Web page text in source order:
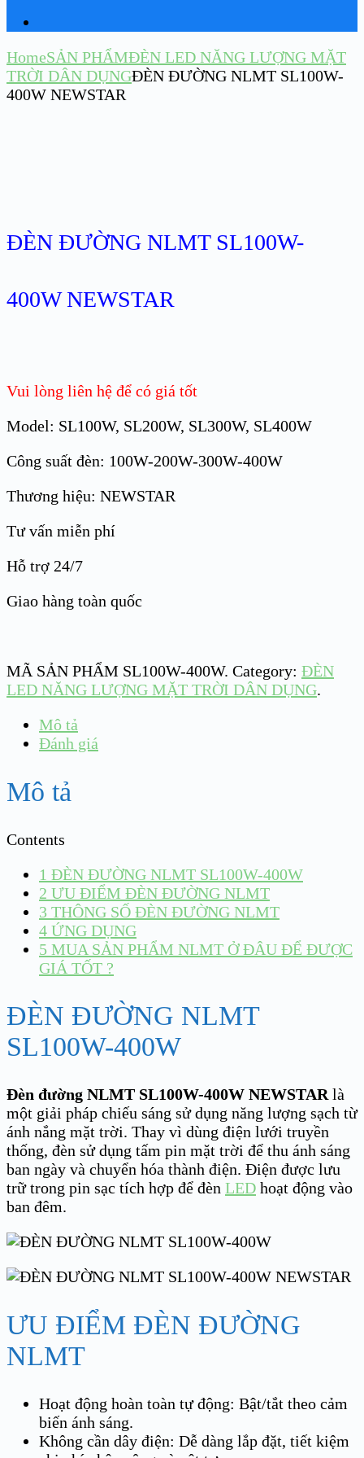
HomeSẢN PHẨMĐÈN LED NĂNG LƯỢNG MẶT
TRỜI DÂN DỤNGĐÈN ĐƯỜNG NLMT SL100W-
400W NEWSTAR
ĐÈN ĐƯỜNG NLMT SL100W-
400W NEWSTAR
Vui lòng liên hệ để có giá tốt
Model: SL100W, SL200W, SL300W, SL400W
Công suất đèn: 100W-200W-300W-400W
Thương hiệu: NEWSTAR
Tư vấn miễn phí
Hỗ trợ 24/7
Giao hàng toàn quốc
MÃ SẢN PHẨM SL100W-400W. Category: ĐÈN
LED NĂNG LƯỢNG MẶT TRỜI DÂN DỤNG.
Mô tả
Đánh giá
Mô tả
Contents
1 ĐÈN ĐƯỜNG NLMT SL100W-400W
2 ƯU ĐIỂM ĐÈN ĐƯỜNG NLMT
3 THÔNG SỐ ĐÈN ĐƯỜNG NLMT
4 ỨNG DỤNG
5 MUA SẢN PHẨM NLMT Ở ĐÂU ĐỂ ĐƯỢC
GIÁ TỐT ?
ĐÈN ĐƯỜNG NLMT
SL100W-400W
Đèn đường NLMT SL100W-400W NEWSTAR là
một giải pháp chiếu sáng sử dụng năng lượng sạch từ
ánh nắng mặt trời. Thay vì dùng điện lưới truyền
thống, đèn sử dụng tấm pin mặt trời để thu ánh sáng
ban ngày và chuyển hóa thành điện. Điện được lưu
trữ trong pin sạc tích hợp để đèn LED hoạt động vào
ban đêm.
ƯU ĐIỂM ĐÈN ĐƯỜNG
NLMT
Hoạt động hoàn toàn tự động: Bật/tắt theo cảm
biến ánh sáng.
Không cần dây điện: Dễ dàng lắp đặt, tiết kiệm